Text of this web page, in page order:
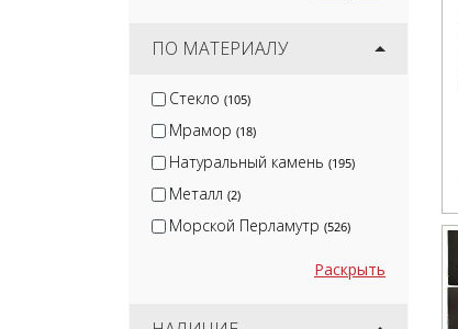
ПО МАТЕРИАЛУ
Стекло (105)
Мрамор (18)
Натуральный камень (195)
Металл (2)
Морской Перламутр (526)
Раскрыть